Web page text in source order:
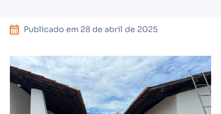
Publicado em 28 de abril de 2025